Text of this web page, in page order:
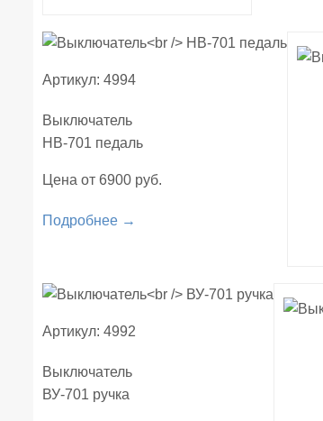
Артикул: 4994
Выключатель
НВ-701 педаль
Цена от 6900 руб.
Подробнее →
Артикул: 4992
Выключатель
ВУ-701 ручка